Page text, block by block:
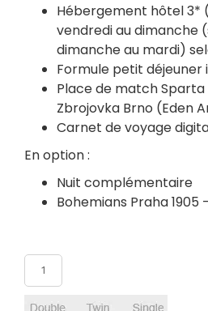
Hébergement hôtel 3*
vendredi au dimanche
dimanche au mardi)
Formule petit déjeuner
Place de match Sparta
Zbrojovka Brno (Eden
Carnet de voyage
En option :
Nuit complémentaire
Bohemians Praha 1905